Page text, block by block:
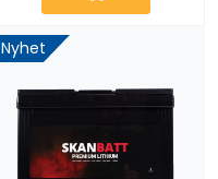
Nyhet